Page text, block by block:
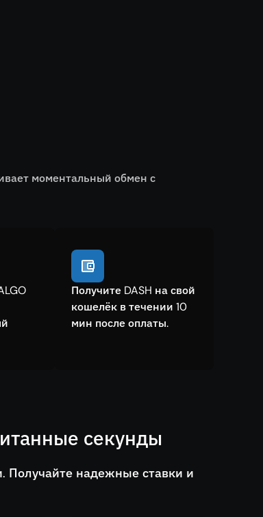
моментальный обмен с
Получите DASH на свой
кошелёк в течении 10
мин после оплаты.
секунды
Получайте надежные ставки и